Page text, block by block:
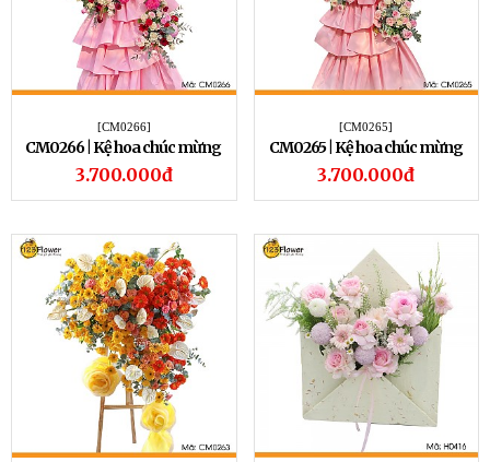
[CM0266]
CM0266 | Kệ hoa chúc mừng
266
3.700.000đ
[CM0265]
CM0265 | Kệ hoa chúc mừng
265
3.700.000đ